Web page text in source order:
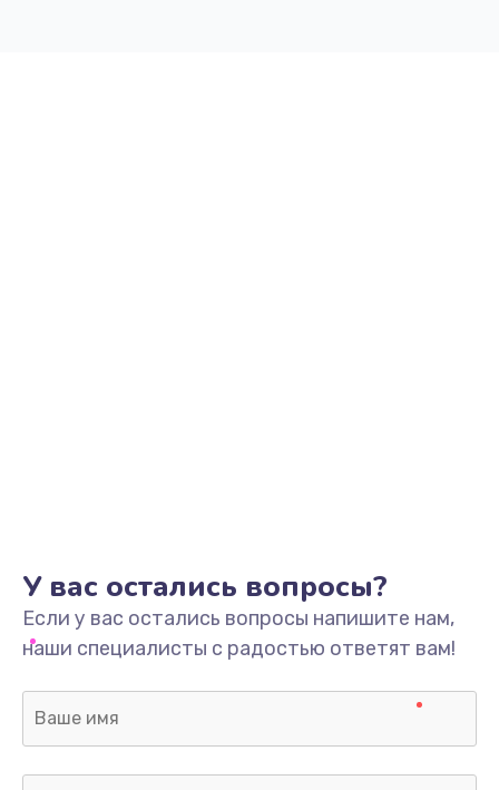
У вас остались вопросы?
Если у вас остались вопросы напишите нам,
наши специалисты с радостью ответят вам!